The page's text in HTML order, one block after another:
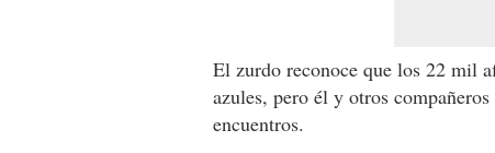
El zurdo reconoce que los 22 mil
azules, pero él y otros
encuentros.